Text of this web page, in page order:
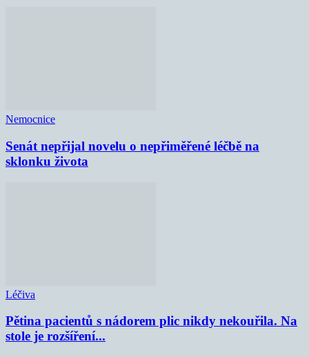
Nemocnice
Senát nepřijal novelu o nepřiměřené léčbě na
sklonku života
Léčiva
Pětina pacientů s nádorem plic nikdy nekouřila. Na
stole je rozšíření...